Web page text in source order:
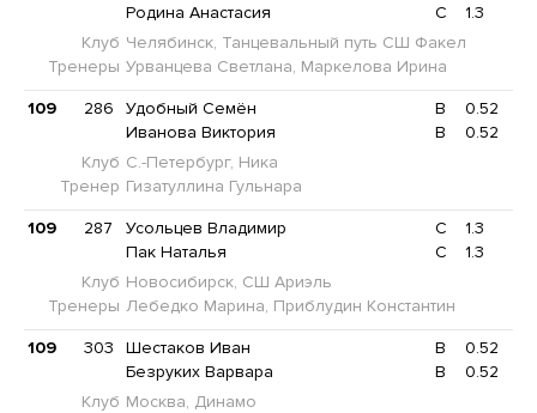
Родина Анастасия
C
1.3
Клуб Челябинск, Танцевальный путь СШ Факел
Тренеры Урванцева Светлана, Маркелова Ирина
109 286 Удобный Семён B
0.52
Иванова Виктория
B
0.52
Клуб С.-Петербург, Ника
Тренер Гизатуллина Гульнара
109 287 Усольцев Владимир C
1.3
Пак Наталья
C
1.3
Клуб Новосибирск, СШ Ариэль
Тренеры Лебедко Марина, Приблудин Константин
109 303 Шестаков Иван B
0.52
Безруких Варвара
B
0.52
Клуб Москва, Динамо